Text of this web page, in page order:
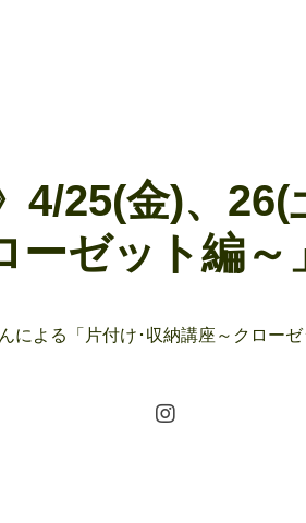
4/25(金)、
ゼット編～
による「片付け･収納講座～クロー